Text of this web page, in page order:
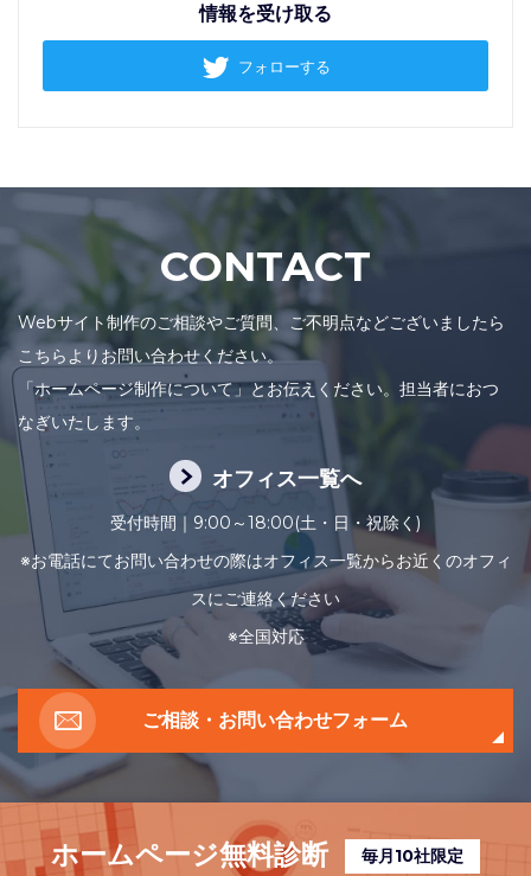
情報を受け取る
フォローする
CONTACT
Webサイト制作のご相談やご質問、ご不明点などございましたら
こちらよりお問い合わせください。
「ホームページ制作について」とお伝えください。担当者におつ
なぎいたします。
オフィス一覧へ
受付時間｜9:00～18:00(土・日・祝除く)
※お電話にてお問い合わせの際はオフィス一覧からお近くのオフィ
スにご連絡ください
※全国対応
ご相談・お問い合わせフォーム
ホームページ無料診断 毎月10社限定